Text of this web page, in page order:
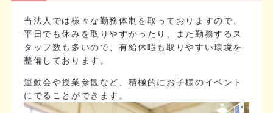
当法人では様々な勤務体制を取っておりますので、
平日でも休みを取りやすかったり、また勤務するス
タッフ数も多いので、有給休暇も取りやすい環境を
整備しております。
運動会や授業参観など、積極的にお子様のイベント
にでることができます。